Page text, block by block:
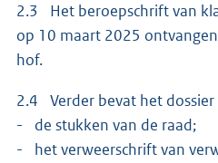
2.3 Het beroepschrift van
op 10 maart 2025
hof.
2.4 Verder bevat het
- de stukken van de raad;
- het verweerschrift van